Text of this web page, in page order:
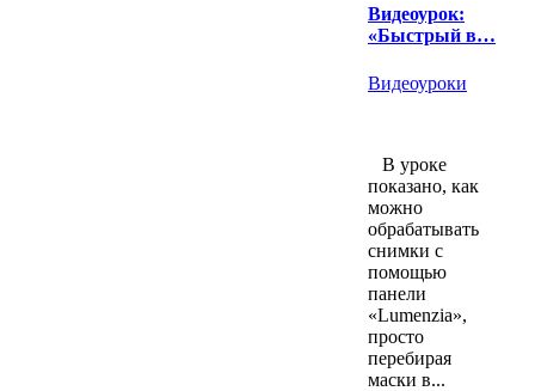
Видеоурок:
«Быстрый в…
Видеоуроки
В уроке
показано, как
можно
обрабатывать
снимки с
помощью
панели
«Lumenzia»,
просто
перебирая
маски в...